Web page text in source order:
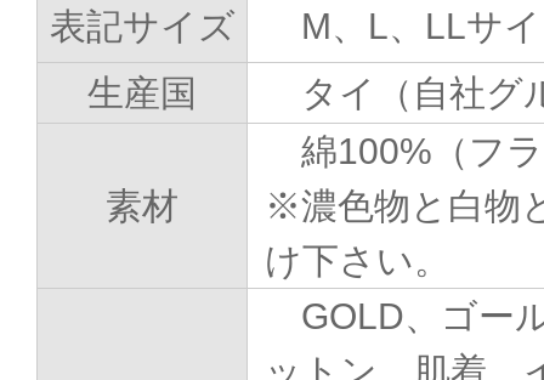
表記サイズ
M、L、LLサ
生産国
タイ（自社グ
素材
綿100%（フ
※濃色物と白物
け下さい。
GOLD、ゴー
ットン、肌着、